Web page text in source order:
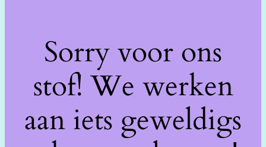
Sorry voor ons
stof! We werken
aan iets geweldigs